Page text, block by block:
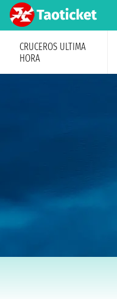
CRUCEROS ULTIMA
HORA